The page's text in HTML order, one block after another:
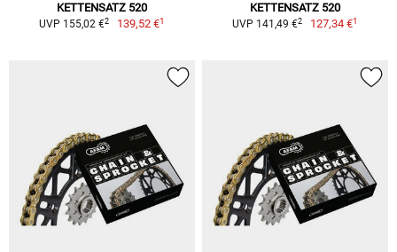
KETTENSATZ 520
UVP 155,02 €2 139,52 €1
KETTENSATZ 520
UVP 141,49 €2 127,34 €1